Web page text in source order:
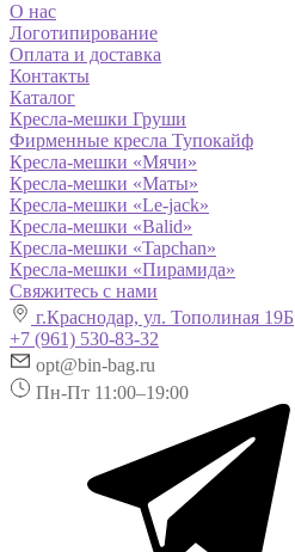
О нас
Логотипирование
Оплата и доставка
Контакты
Каталог
Кресла-мешки Груши
Фирменные кресла Тупокайф
Кресла-мешки «Мячи»
Кресла-мешки «Маты»
Кресла-мешки «Le-jack»
Кресла-мешки «Balid»
Кресла-мешки «Tapchan»
Кресла-мешки «Пирамида»
Свяжитесь с нами
г.Краснодар, ул. Тополиная 19Б
+7 (961) 530-83-32
opt@bin-bag.ru
Пн-Пт 11:00–19:00